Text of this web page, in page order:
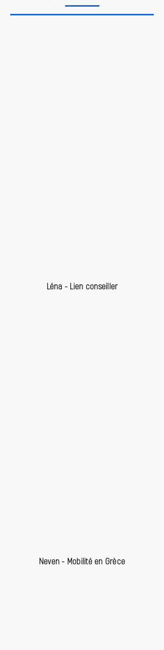
Léna - Lien conseiller
Neven - Mobilité en Grèce